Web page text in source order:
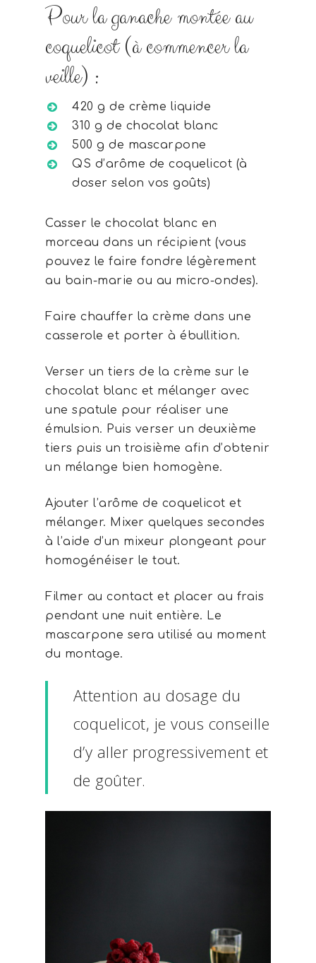
Pour la ganache montée au
coquelicot (à commencer la
veille) :
420 g de crème liquide
310 g de chocolat blanc
500 g de mascarpone
QS d’arôme de coquelicot (à
doser selon vos goûts)
Casser le chocolat blanc en
morceau dans un récipient (vous
pouvez le faire fondre légèrement
au bain-marie ou au micro-ondes).
Faire chauffer la crème dans une
casserole et porter à ébullition.
Verser un tiers de la crème sur le
chocolat blanc et mélanger avec
une spatule pour réaliser une
émulsion. Puis verser un deuxième
tiers puis un troisième afin d’obtenir
un mélange bien homogène.
Ajouter l’arôme de coquelicot et
mélanger. Mixer quelques secondes
à l’aide d’un mixeur plongeant pour
homogénéiser le tout.
Filmer au contact et placer au frais
pendant une nuit entière. Le
mascarpone sera utilisé au moment
du montage.
Attention au dosage du
coquelicot, je vous conseille
d’y aller progressivement et
de goûter.
Mon matériel